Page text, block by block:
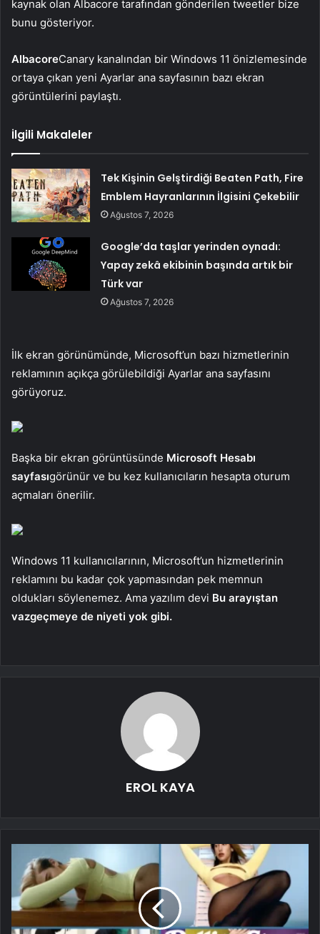
kaynak olan Albacore tarafından gönderilen tweetler bize
bunu gösteriyor.
AlbacoreCanary kanalından bir Windows 11 önizlemesinde
ortaya çıkan yeni Ayarlar ana sayfasının bazı ekran
görüntülerini paylaştı.
İlgili Makaleler
Tek Kişinin Gelştirdiği Beaten Path, Fire
Emblem Hayranlarının İlgisini Çekebilir
Ağustos 7, 2026
Google’da taşlar yerinden oynadı:
Yapay zekâ ekibinin başında artık bir
Türk var
Ağustos 7, 2026
İlk ekran görünümünde, Microsoft’un bazı hizmetlerinin
reklamının açıkça görülebildiği Ayarlar ana sayfasını
görüyoruz.
Başka bir ekran görüntüsünde Microsoft Hesabı
sayfasıgörünür ve bu kez kullanıcıların hesapta oturum
açmaları önerilir.
Windows 11 kullanıcılarının, Microsoft’un hizmetlerinin
reklamını bu kadar çok yapmasından pek memnun
oldukları söylenemez. Ama yazılım devi Bu arayıştan
vazgeçmeye de niyeti yok gibi.
EROL KAYA